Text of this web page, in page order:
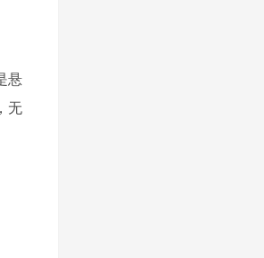
悬
无